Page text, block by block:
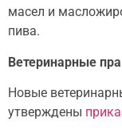
масел и
пива.
Ветеринарные
Новые
утверждены